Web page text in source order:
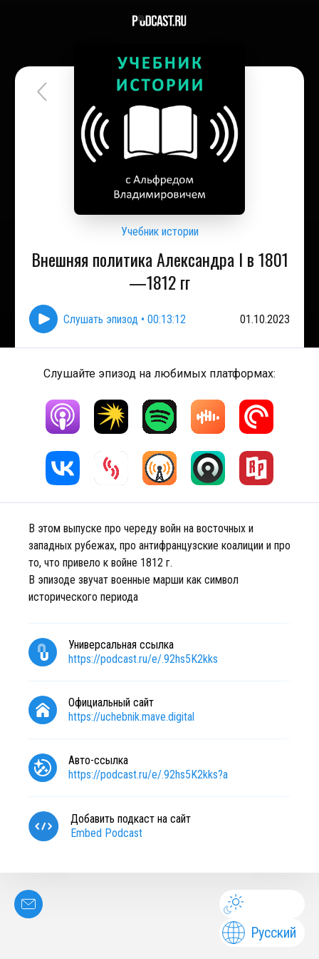
Учебник истории
Внешняя политика Александра I в 1801
—1812 гг
Слушать эпизод • 00:13:12 01.10.2023
Слушайте эпизод на любимых платформах:
В этом выпуске про череду войн на восточных и
западных рубежах, про антифранцузские коалиции и про
то, что привело к войне 1812 г.
В эпизоде звучат военные марши как символ
исторического периода
Универсальная ссылка
https://podcast.ru/e/.92hs5K2kks
Официальный сайт
https://uchebnik.mave.digital
Авто-ссылка
https://podcast.ru/e/.92hs5K2kks?a
Добавить подкаст на сайт
Embed Podcast
Русский